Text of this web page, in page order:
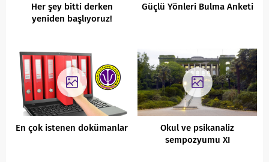
Her şey bitti derken
yeniden başlıyoruz!
Güçlü Yönleri Bulma Anketi
En çok istenen dokümanlar
Okul ve psikanaliz
sempozyumu XI